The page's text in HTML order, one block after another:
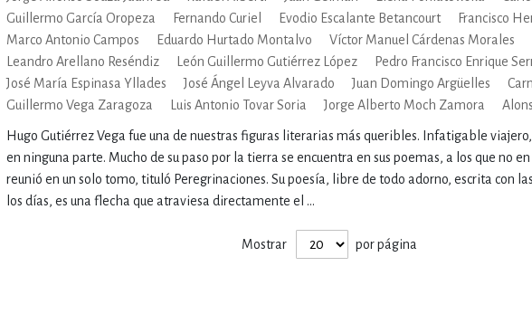
JUVENILES Y DIDÁCTICOS
Y CIENCIAS MEDICINA,
GRÁFICA, LIBROS DE CÓMICS,
SALUD, RELACIONES Y DESARROLLO
Guillermo García Oropeza
Fernando Curiel Evodio Escalante Betancourt
Francisco
Marco Antonio Campos
Eduardo Hurtado Montalvo
Víctor Manuel Cárdenas Morales
Leandro Arellano Reséndiz
León Guillermo Gutiérrez López
Pedro Francisco Enrique
José María Espinasa Yllades
José Ángel Leyva Alvarado Juan Domingo Argüelles
Guillermo Vega Zaragoza
Luis Antonio Tovar Soria Jorge Alberto Moch Zamora
Hugo Gutiérrez Vega fue una de nuestras figuras literarias más queribles. Infatigable
en ninguna parte. Mucho de su paso por la tierra se encuentra en sus poemas, a los que no
reunió en un solo tomo, tituló Peregrinaciones. Su poesía, libre de todo adorno, escrita con
los días, es una flecha que atraviesa directamente el ...
Mostrar por página